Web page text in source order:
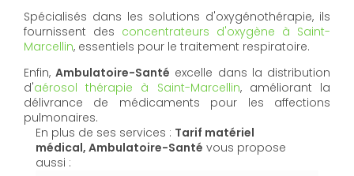
Spécialisés dans les solutions d'oxygénothérapie, ils
fournissent des concentrateurs d'oxygène à Saint-
Marcellin, essentiels pour le traitement respiratoire.
Enfin,Ambulatoire-Santé excelle dans la distribution
d'aérosol thérapie à Saint-Marcellin, améliorant la
délivrance de médicaments pour les affections
pulmonaires.
En plus de ses services : Tarif matériel
médical, Ambulatoire-Santé vous propose
aussi :